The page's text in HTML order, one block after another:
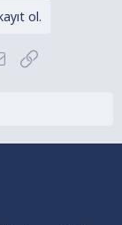
ol.
E-posta